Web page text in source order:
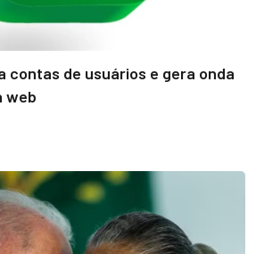
contas de usuários e gera onda
web